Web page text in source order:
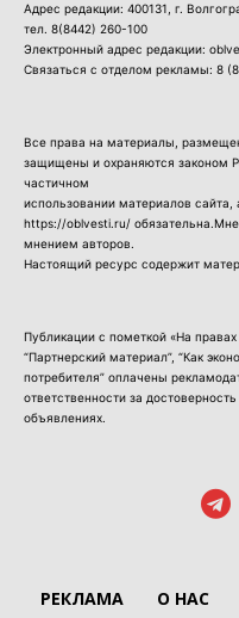
Адрес редакции: 400131, г.
тел. 8(8442) 260-100
Электронный адрес редакции:
Связаться с отделом рекламы: 8
Все права на материалы,
защищены и охраняются законом
частичном
использовании материалов
https://oblvesti.ru/
мнением авторов.
Настоящий ресурс содержит
Публикации с пометкой «На
“Партнерский материал”, “Как
потребителя” оплачены
ответственности за
объявлениях.
РЕКЛАМА О НАС